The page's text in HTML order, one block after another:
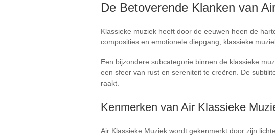
De Betoverende Klanken van
Klassieke muziek heeft door de eeuwen heen de
composities en emotionele diepgang, klassieke
Een bijzondere subcategorie binnen de klassieke
een sfeer van rust en sereniteit te creëren. De
raakt.
Kenmerken van Air Klassieke
Air Klassieke Muziek wordt gekenmerkt door zijn